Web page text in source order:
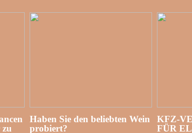
zu
Haben Sie den beliebten Wein
probiert?
KFZ-
FÜR